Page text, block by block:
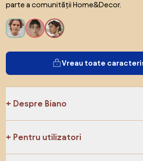
parte a comunității Home&Decor.
Vreau toate
Despre Biano
Pentru utilizatori